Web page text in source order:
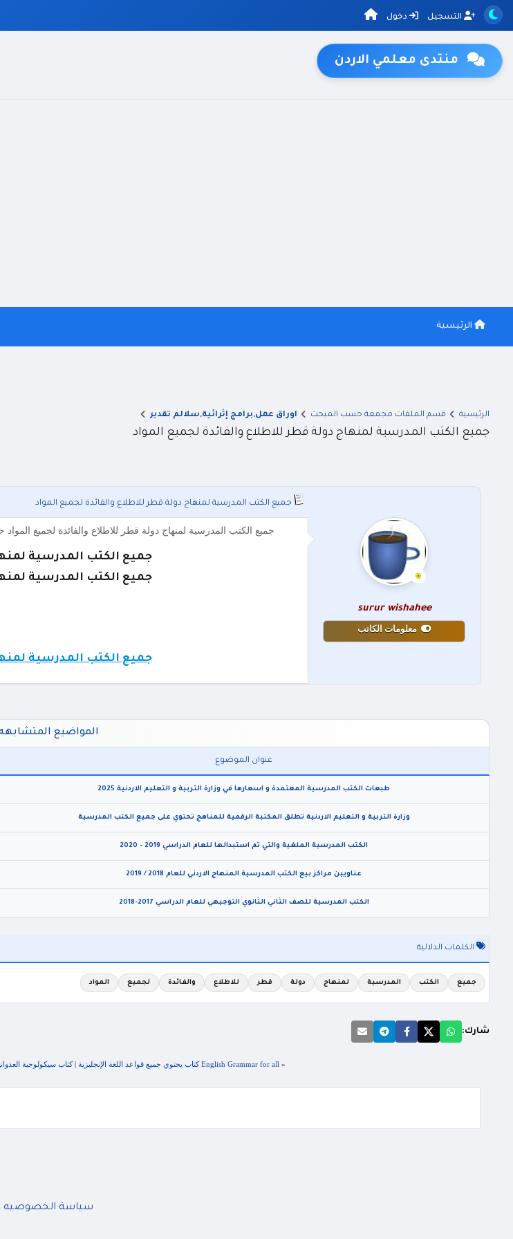
التسجيل دخول
منتدى معلمي الاردن
الرئيسية
الرئيسية قسم الملفات مجمعة حسب المبحث اوراق عمل,برامج إثرائية,سلالم تقدير
جميع الكتب المدرسية لمنهاج دولة قطر للاطلاع والفائدة لجميع المواد
جميع الكتب المدرسية لمنهاج دولة قطر للاطلاع والفائدة لجميع المواد
surur wishahee
معلومات الكاتب
جميع الكتب المدرسية لمنهاج دولة قطر للاطلاع والفائدة لجميع
جميع الكتب المدرسية
جميع الكتب المدرسية
جميع الكتب المدرسية
المواضيع
عنوان الموضوع
طبعات الكتب المدرسية المعتمدة و اسعارها في وزارة التربية و التعليم الاردنية 2025
وزارة التربية و التعليم الاردنية تطلق المكتبة الرقمية للمناهج تحتوي على جميع الكتب المدرسية
الكتب المدرسية الملغية والتي تم استبدالها للعام الدراسي 2019 - 2020
عناويين مراكز بيع الكتب المدرسية المنهاج الاردني للعام 2018 / 2019
الكتب المدرسية للصف الثاني الثانوي التوجيهي للعام الدراسي 2017-2018
الكلمات الدلالية
جميع الكتب المدرسية لمنهاج دولة قطر للاطلاع والفائدة لجميع المواد
شارك:
« English Grammar for all كتاب يحتوي جميع قواعد اللغة الإنجليزية |كتاب سيكولوجية
سياسة الخصوصيه